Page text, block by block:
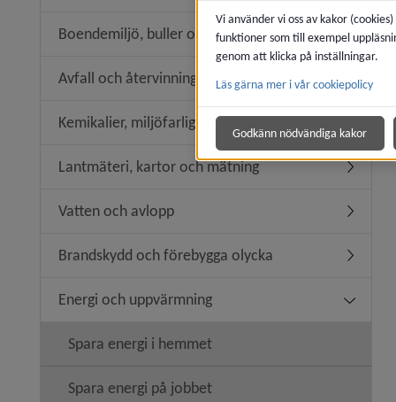
Boendemiljö, buller och luftkvalitet
Avfall och återvinning
Kemikalier, miljöfarlig verksamhet
Lantmäteri, kartor och mätning
Vatten och avlopp
Brandskydd och förebygga olycka
Energi och uppvärmning
Spara energi i hemmet
Spara energi på jobbet
Vi använder vi oss av kakor
funktioner som till exempel
genom att klicka på inställningar.
Läs gärna mer i vår cookiepolicy
Godkänn nödvändiga kakor